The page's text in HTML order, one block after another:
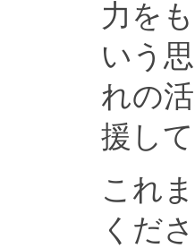
力を
いう
れの
援し
これ
くだ